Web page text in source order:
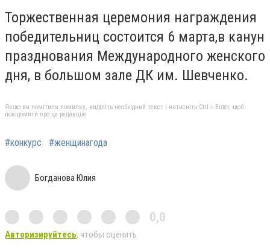
Торжественная церемония награждения
победительниц состоится 6 марта,в канун
празднования Международного женского
дня, в большом зале ДК им. Шевченко.
Якщо ви помітили помилку, виділіть необхідний текст і натисніть Ctrl + Enter, щоб
повідомити про це редакцію
#конкурс #женщинагода
Богданова Юлия
0,0
Авторизируйтесь, чтобы оценить